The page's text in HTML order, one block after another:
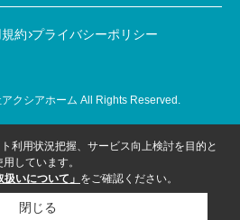
約 プライバシーポリシー
クシアホーム All Rights Reserved.
利用状況把握、サービス向上検討を目的と
しています。
扱いについて」 をご確認ください。
閉じる